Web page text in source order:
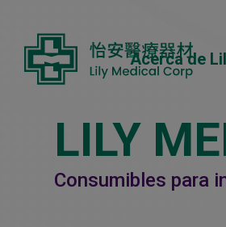
Acerca de
LILY
Consumibles para